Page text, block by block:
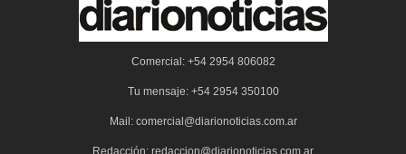
Comercial: +54 2954 806082
Tu mensaje: +54 2954 350100
Mail: comercial@diarionoticias.com.ar
Redacción: redaccion@diarionoticias.com.ar